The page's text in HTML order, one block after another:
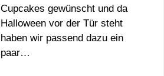
Cupcakes gewünscht und da
Halloween vor der Tür steht
haben wir passend dazu ein
paar…